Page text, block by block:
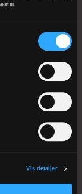
Vis detaljer